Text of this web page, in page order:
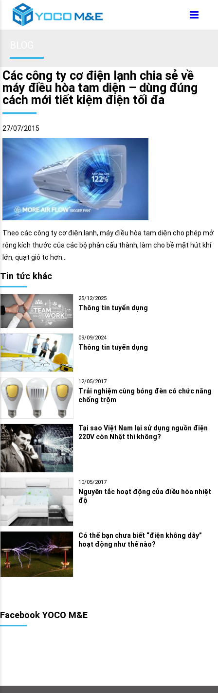
Các công ty cơ điện lạnh chia sẻ về
máy điều hòa tam diện – dùng đúng
cách mới tiết kiệm điện tối đa
27/07/2015
Theo các công ty cơ điện lạnh, máy điều hòa tam diện cho phép mở
rộng kích thước của các bộ phận cấu thành, làm cho bề mặt hút khí
lớn, quạt gió to hơn…
Tin tức khác
25/12/2025
Thông tin tuyển dụng
09/09/2024
Thông tin tuyển dụng
12/05/2017
Trải nghiệm cùng bóng đèn có chức năng
chống trộm
Tại sao Việt Nam lại sử dụng nguồn điện
220V còn Nhật thì không?
10/05/2017
Nguyên tắc hoạt động của điều hòa nhiệt
độ
Có thể bạn chưa biết “điện không dây”
hoạt động như thế nào?
Facebook YOCO M&E